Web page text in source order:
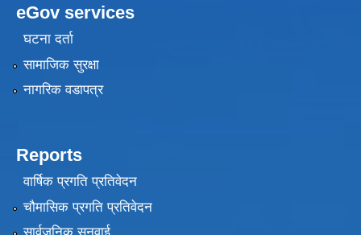
eGov services
घटना दर्ता
सामाजिक सुरक्षा
नागरिक वडापत्र
Reports
वार्षिक प्रगति प्रतिवेदन
चौमासिक प्रगति प्रतिवेदन